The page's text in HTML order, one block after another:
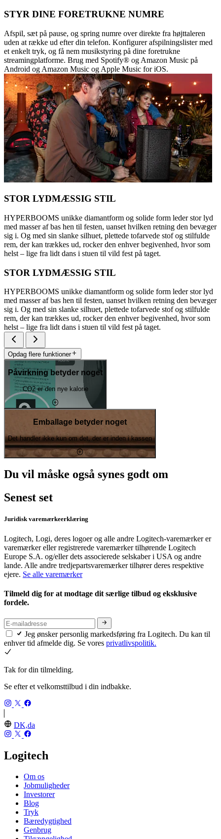
STYR DINE FORETRUKNE NUMRE
Afspil, sæt på pause, og spring numre over direkte fra højttaleren
uden at række ud efter din telefon. Konfigurer afspilningslister med
et enkelt tryk, og få nem musikstyring på dine foretrukne
streamingplatforme. Brug med Spotify® og Amazon Music på
Android og Amazon Music og Apple Music for iOS.
STOR LYDMÆSSIG STIL
HYPERBOOMS unikke diamantform og solide form leder stor lyd
med masser af bas hen til festen, uanset hvilken retning den bevæger
sig i. Og med sin slanke silhuet, plettede tofarvede stof og stilfulde
rem, der kan trækkes ud, rocker den enhver begivenhed, hvor som
helst – lige fra lidt dans i stuen til vild fest på taget.
STOR LYDMÆSSIG STIL
HYPERBOOMS unikke diamantform og solide form leder stor lyd
med masser af bas hen til festen, uanset hvilken retning den bevæger
sig i. Og med sin slanke silhuet, plettede tofarvede stof og stilfulde
rem, der kan trækkes ud, rocker den enhver begivenhed, hvor som
helst – lige fra lidt dans i stuen til vild fest på taget.
Opdag flere funktioner
Påvirkning betyder noget
CO2 er den nye kalorie
Emballage betyder noget
Det handler ikke kun om det, der er inden i kassen
Du vil måske også synes godt om
Senest set
Juridisk varemærkeerklæring
Logitech, Logi, deres logoer og alle andre Logitech-varemærker er
varemærker eller registrerede varemærker tilhørende Logitech
Europe S.A. og/eller dets associerede selskaber i USA og andre
lande. Alle andre tredjepartsvaremærker tilhører deres respektive
ejere. Se alle varemærker
Tilmeld dig for at modtage dit særlige tilbud og eksklusive
fordele.
Jeg ønsker personlig markedsføring fra Logitech. Du kan til
enhver tid afmelde dig. Se vores privatlivspolitik.
Tak for din tilmelding.
Se efter et velkomsttilbud i din indbakke.
DK,da
Logitech
Om os
Jobmuligheder
Investorer
Blog
Tryk
Bæredygtighed
Genbrug